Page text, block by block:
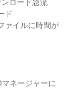
ロード急流
ド
ァイルに時間が
ネージャーに